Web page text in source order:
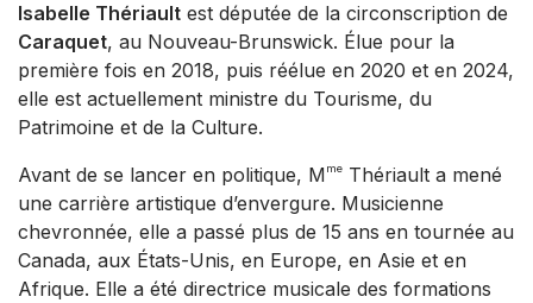
Isabelle Thériault est députée de la circonscription de
Caraquet, au Nouveau-Brunswick. Élue pour la
première fois en 2018, puis réélue en 2020 et en 2024,
elle est actuellement ministre du Tourisme, du
Patrimoine et de la Culture.
Avant de se lancer en politique, Mme Thériault a mené
une carrière artistique d’envergure. Musicienne
chevronnée, elle a passé plus de 15 ans en tournée au
Canada, aux États-Unis, en Europe, en Asie et en
Afrique. Elle a été directrice musicale des formations